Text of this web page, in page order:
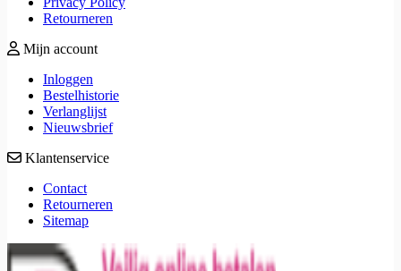
Retourneren
Mijn account
Inloggen
Bestelhistorie
Verlanglijst
Nieuwsbrief
Klantenservice
Contact
Retourneren
Sitemap